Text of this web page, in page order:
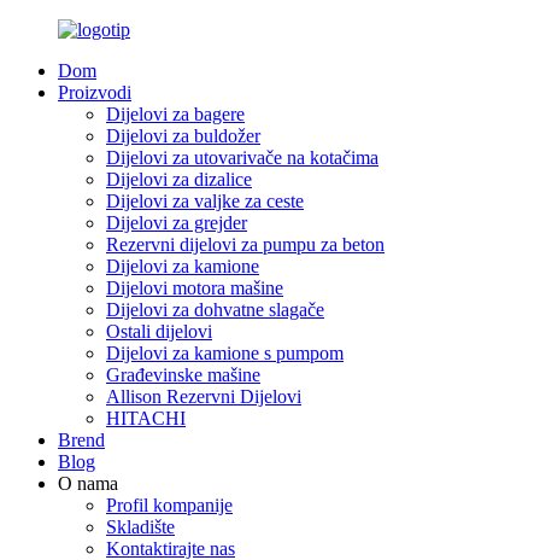
Dom
Proizvodi
Dijelovi za bagere
Dijelovi za buldožer
Dijelovi za utovarivače na kotačima
Dijelovi za dizalice
Dijelovi za valjke za ceste
Dijelovi za grejder
Rezervni dijelovi za pumpu za beton
Dijelovi za kamione
Dijelovi motora mašine
Dijelovi za dohvatne slagače
Ostali dijelovi
Dijelovi za kamione s pumpom
Građevinske mašine
Allison Rezervni Dijelovi
HITACHI
Brend
Blog
O nama
Profil kompanije
Skladište
Kontaktirajte nas